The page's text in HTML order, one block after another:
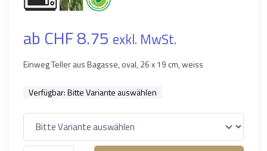
ab CHF 8.75 exkl. MwSt.
Einweg Teller aus Bagasse, oval, 26 x 19 cm, weiss
Verfügbar:Bitte Variante auswählen